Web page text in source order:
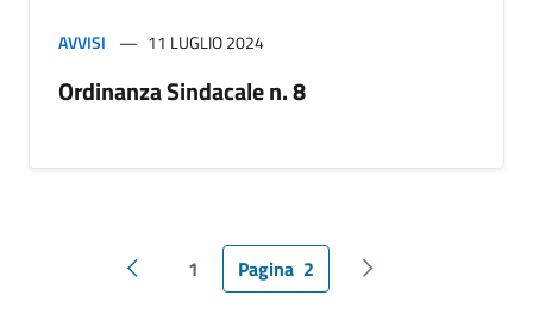
AVVISI 11 LUGLIO 2024
Ordinanza Sindacale n. 8
Pagina precedente
1 Pagina 2 Pagina successiva